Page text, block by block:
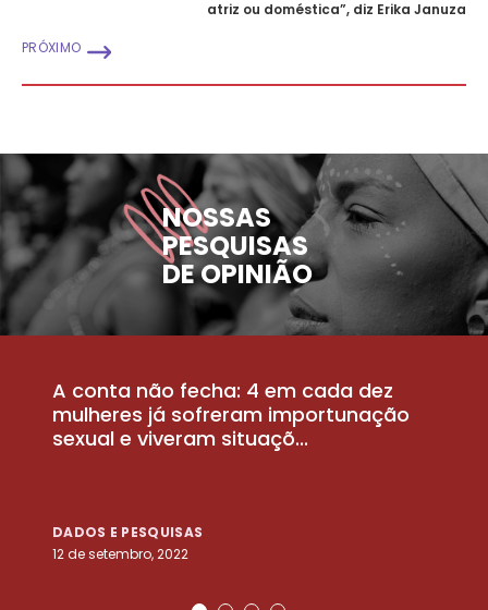
atriz ou doméstica”, diz Erika Januza
PRÓXIMO
NOSSAS
PESQUISAS
DE OPINIÃO
A conta não fecha: 4 em cada dez
mulheres já sofreram importunação
sexual e viveram situaçõ...
DADOS E PESQUISAS
12 de setembro, 2022